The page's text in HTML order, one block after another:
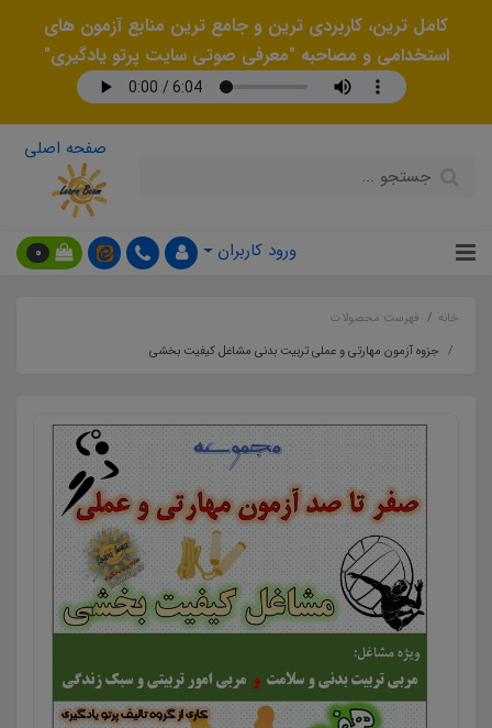
کامل ترین، کاربردی ترین و جامع ترین منابع آزمون های
استخدامی و مصاحبه "معرفی صوتی سایت پرتو یادگیری"
صفحه اصلی
ورود کاربران 0
خانه
فهرست محصولات
جزوه آزمون مهارتی و عملی تربیت بدنی مشاغل کیفیت بخشی